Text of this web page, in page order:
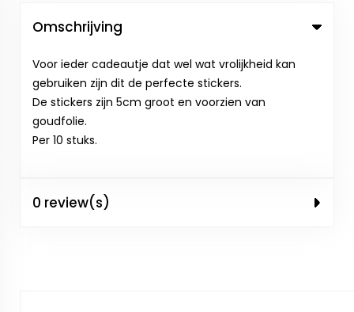
Omschrijving
Voor ieder cadeautje dat wel wat vrolijkheid kan
gebruiken zijn dit de perfecte stickers.
De stickers zijn 5cm groot en voorzien van
goudfolie.
Per 10 stuks.
0 review(s)